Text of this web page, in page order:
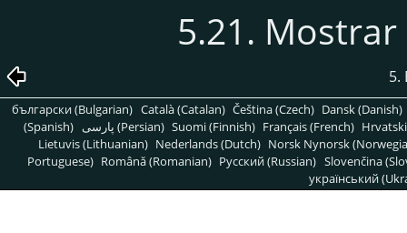
5.21.
5.
български (Bulgarian) Català (Catalan) Čeština (Czech) Dansk (Danish)
(Spanish)
پارسی (Persian) Suomi (Finnish) Français (French)
Lietuvis (Lithuanian) Nederlands (Dutch) Norsk Nynorsk
Portuguese) Română (Romanian) Pусский (Russian) Slovenčina
український